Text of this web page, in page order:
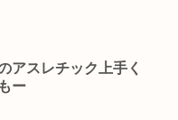
アスレチック上手く
ー